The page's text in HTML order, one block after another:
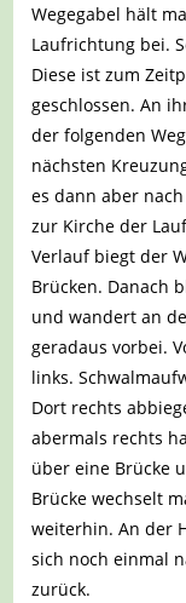
Wegegabel hält
Laufrichtung bei.
Diese ist zum
geschlossen. An
der folgenden
nächsten
es dann aber
zur Kirche der
Verlauf biegt der
Brücken. Danach
und wandert an
geradaus vorbei.
links.
Dort rechts
abermals rechts
über eine Brücke
Brücke wechselt
weiterhin. An der
sich noch einmal
zurück.